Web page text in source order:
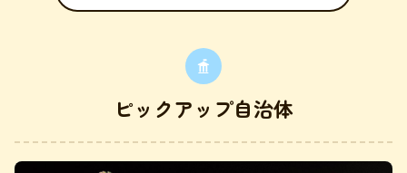
ピックアップ自治体